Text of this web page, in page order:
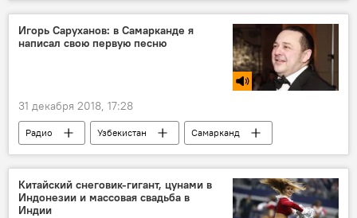
Обрушение жилого дома в Магнитогорске
Игорь Саруханов: в Самарканде я
написал свою первую песню
31 декабря 2018, 17:28
Радио Узбекистан
Самарканд
Регистан
Китайский снеговик-гигант, цунами в
Индонезии и массовая свадьба в
Индии